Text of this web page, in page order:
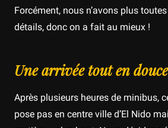
Forcément, nous n’avons plus
détails, donc on a fait au mieux !
Une arrivée tout en
Après plusieurs heures de minibus,
pose pas en centre ville d’El Nido